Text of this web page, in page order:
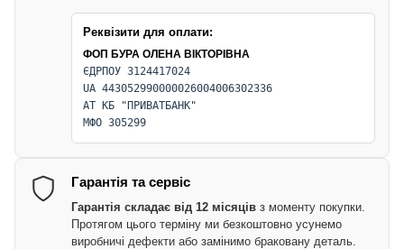
Реквізити для оплати:
ФОП БУРА ОЛЕНА ВІКТОРІВНА
ЄДРПОУ 3124417024
UA 443052990000026004006302336
АТ КБ "ПРИВАТБАНК"
МФО 305299
Гарантія та сервіс
Гарантія складає від 12 місяців з моменту покупки.
Протягом цього терміну ми безкоштовно усунемо
виробничі дефекти або замінимо браковану деталь.